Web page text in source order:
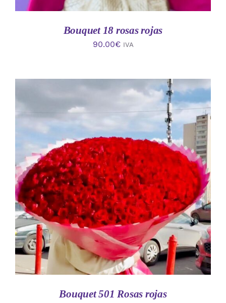
Bouquet 18 rosas rojas
90.00€ IVA
AÑADIR AL CARRITO
/
DETALLES
Bouquet 501 Rosas rojas